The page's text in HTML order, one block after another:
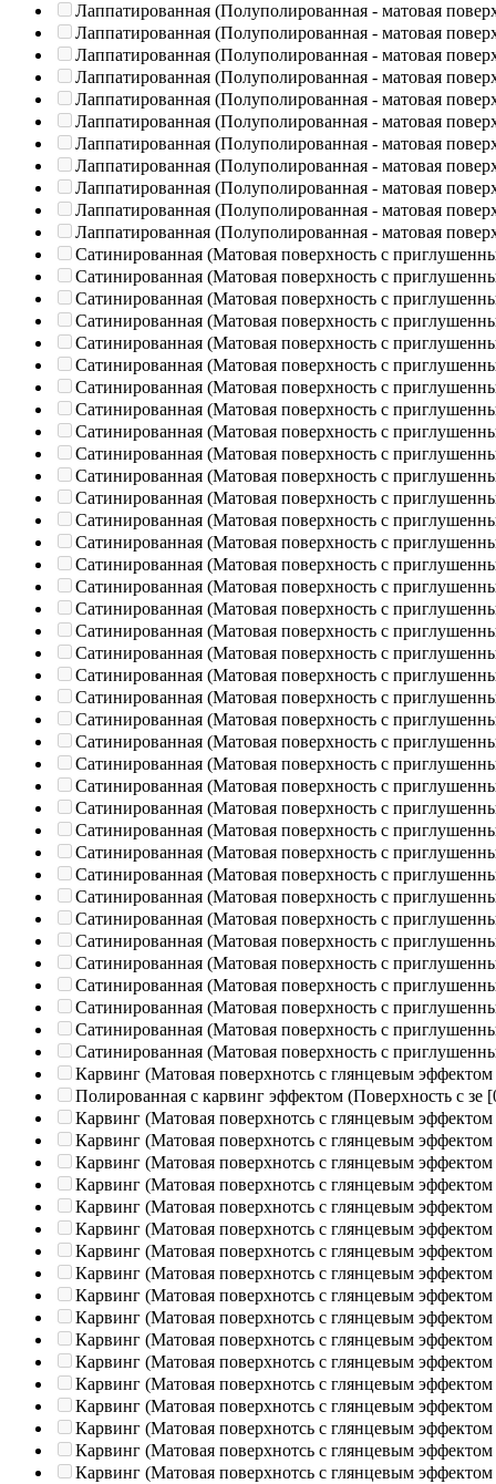
Лаппатированная (Полуполированная - матовая
Лаппатированная (Полуполированная - матовая
Лаппатированная (Полуполированная - матовая
Лаппатированная (Полуполированная - матовая
Лаппатированная (Полуполированная - матовая
Лаппатированная (Полуполированная - матовая
Лаппатированная (Полуполированная - матовая
Лаппатированная (Полуполированная - матовая
Лаппатированная (Полуполированная - матовая
Лаппатированная (Полуполированная - матовая
Лаппатированная (Полуполированная - матовая
Сатинированная (Матовая поверхность с
Сатинированная (Матовая поверхность с
Сатинированная (Матовая поверхность с
Сатинированная (Матовая поверхность с
Сатинированная (Матовая поверхность с
Сатинированная (Матовая поверхность с
Сатинированная (Матовая поверхность с
Сатинированная (Матовая поверхность с
Сатинированная (Матовая поверхность с
Сатинированная (Матовая поверхность с
Сатинированная (Матовая поверхность с
Сатинированная (Матовая поверхность с
Сатинированная (Матовая поверхность с
Сатинированная (Матовая поверхность с
Сатинированная (Матовая поверхность с
Сатинированная (Матовая поверхность с
Сатинированная (Матовая поверхность с
Сатинированная (Матовая поверхность с
Сатинированная (Матовая поверхность с
Сатинированная (Матовая поверхность с
Сатинированная (Матовая поверхность с
Сатинированная (Матовая поверхность с
Сатинированная (Матовая поверхность с
Сатинированная (Матовая поверхность с
Сатинированная (Матовая поверхность с
Сатинированная (Матовая поверхность с
Сатинированная (Матовая поверхность с
Сатинированная (Матовая поверхность с
Сатинированная (Матовая поверхность с
Сатинированная (Матовая поверхность с
Сатинированная (Матовая поверхность с
Сатинированная (Матовая поверхность с
Сатинированная (Матовая поверхность с
Сатинированная (Матовая поверхность с
Сатинированная (Матовая поверхность с
Сатинированная (Матовая поверхность с
Сатинированная (Матовая поверхность с
Карвинг (Матовая поверхнотсь с глянцевым эффектом
Полированная c карвинг эффектом (Поверхность с зе
Карвинг (Матовая поверхнотсь с глянцевым эффектом
Карвинг (Матовая поверхнотсь с глянцевым эффектом
Карвинг (Матовая поверхнотсь с глянцевым эффектом
Карвинг (Матовая поверхнотсь с глянцевым эффектом
Карвинг (Матовая поверхнотсь с глянцевым эффектом
Карвинг (Матовая поверхнотсь с глянцевым эффектом
Карвинг (Матовая поверхнотсь с глянцевым эффектом
Карвинг (Матовая поверхнотсь с глянцевым эффектом
Карвинг (Матовая поверхнотсь с глянцевым эффектом
Карвинг (Матовая поверхнотсь с глянцевым эффектом
Карвинг (Матовая поверхнотсь с глянцевым эффектом
Карвинг (Матовая поверхнотсь с глянцевым эффектом
Карвинг (Матовая поверхнотсь с глянцевым эффектом
Карвинг (Матовая поверхнотсь с глянцевым эффектом
Карвинг (Матовая поверхнотсь с глянцевым эффектом
Карвинг (Матовая поверхнотсь с глянцевым эффектом
Карвинг (Матовая поверхнотсь с глянцевым эффектом